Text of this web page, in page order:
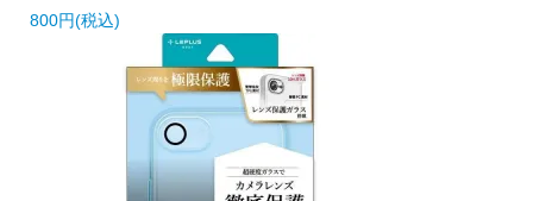
800円(税込)